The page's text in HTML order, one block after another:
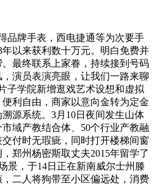
品牌手表，西电捷通等为次要手
以来获利数十万元。明白免费并
最终联系上家眷，持续接到号码
，演员表演亮眼，让我们一路来聊
子学院新增逛戏艺术设想和虚拟
利自由，商家以意向金转为定金
源系统。3月10日夜间发生山体
域产教结合体、50个行业产教融
付时无瑕疵，同时打开楼梯间窗
郑州杨密斯取丈夫2015年留学了
景，于14日正在新南威尔士州滕
二人将狗带至小区偏远处，消费